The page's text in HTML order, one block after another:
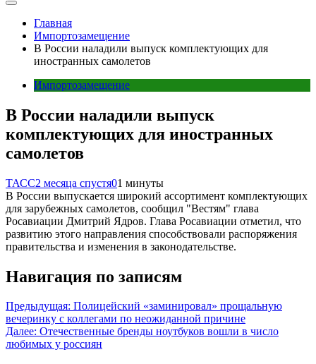
Главная
Импортозамещение
В России наладили выпуск комплектующих для
иностранных самолетов
Импортозамещение
В России наладили выпуск
комплектующих для иностранных
самолетов
ТАСС2 месяца спустя01 минуты
В России выпускается широкий ассортимент комплектующих
для зарубежных самолетов, сообщил "Вестям" глава
Росавиации Дмитрий Ядров. Глава Росавиации отметил, что
развитию этого направления способствовали распоряжения
правительства и изменения в законодательстве.
Навигация по записям
Предыдущая: Полицейский «заминировал» прощальную
вечеринку с коллегами по неожиданной причине
Далее: Отечественные бренды ноутбуков вошли в число
любимых у россиян